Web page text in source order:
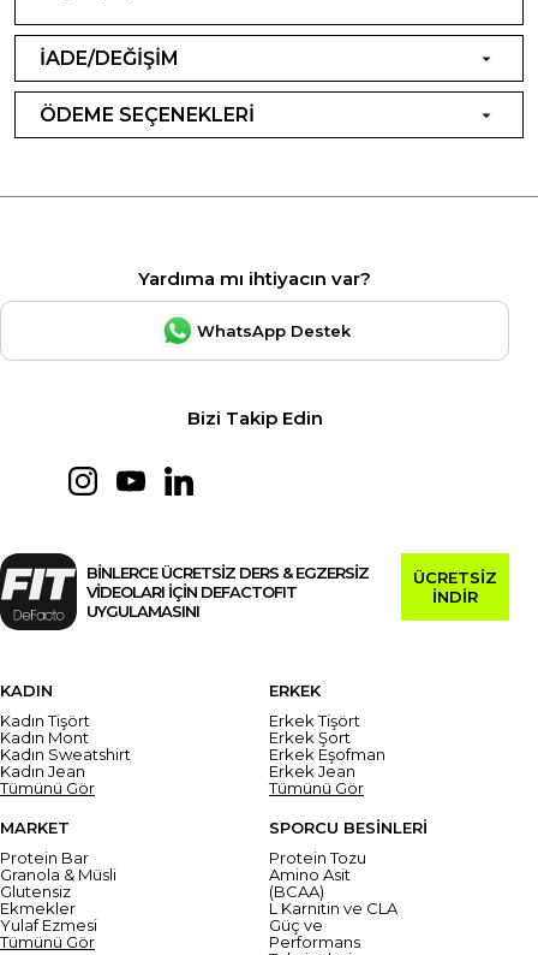
İADE/DEĞİŞİM
ÖDEME SEÇENEKLERİ
Yardıma mı ihtiyacın var?
WhatsApp Destek
Bizi Takip Edin
BİNLERCE ÜCRETSİZ DERS & EGZERSİZ
VİDEOLARI İÇİN DEFACTOFIT
UYGULAMASINI
ÜCRETSİZ
İNDİR
KADIN
Kadın Tişört
Kadın Mont
Kadın Sweatshirt
Kadın Jean
Tümünü Gör
ERKEK
Erkek Tişört
Erkek Şort
Erkek Eşofman
Erkek Jean
Tümünü Gör
MARKET
Protein Bar
Granola & Müsli
Glutensiz
Ekmekler
Yulaf Ezmesi
Tümünü Gör
SPORCU BESİNLERİ
Protein Tozu
Amino Asit
(BCAA)
L Karnitin ve CLA
Güç ve
Performans